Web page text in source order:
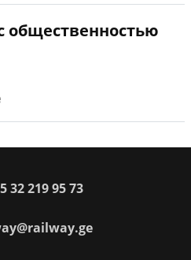
общественностью
32 219 95 73